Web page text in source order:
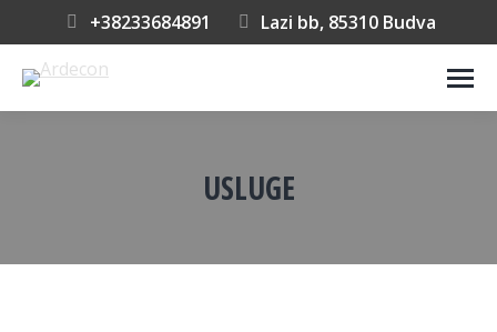
+38233684891 Lazi bb, 85310 Budva
USLUGE